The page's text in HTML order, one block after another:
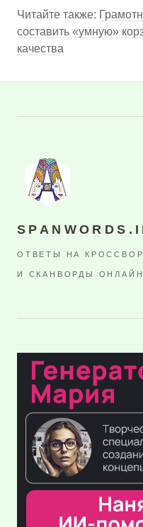
Читайте также:
составить «умную»
качества
ОТВЕТЫ НА
И СКАНВОРДЫ ОНЛАЙН